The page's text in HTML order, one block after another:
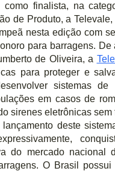
como finalista, na
de Produto, a
nesta edição com
para barragens. De
de Oliveira, a
para proteger e
sistemas de
em casos de
sirenes eletrônicas sem
deste
do mercado nacional
O Brasil